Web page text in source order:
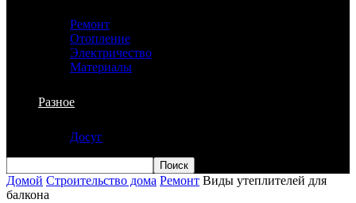
Ремонт
Отопление
Электричество
Материалы
Разное
Досуг
Домой Строительство дома Ремонт Виды утеплителей для
балкона